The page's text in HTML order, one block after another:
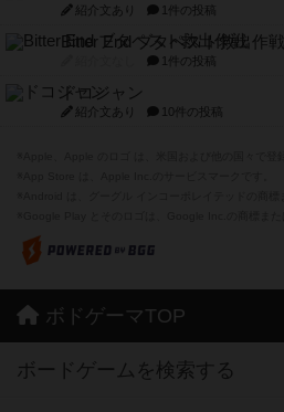
紹介文あり 1件の投稿
Bitter End ブタペスト救出作戦
1件の投稿
ドコジャン
紹介文あり 10件の投稿
ボドゲーマTOP
ボードゲームを検索する